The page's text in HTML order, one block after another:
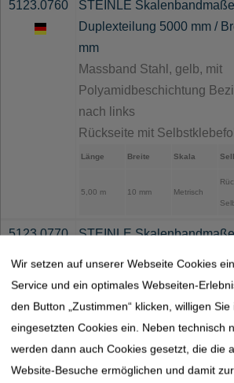
5123.0760
STEINLE Skalenbandmaße
Duplexteilung 5000 mm /
mm
Massband Stahl, gelb, mit
Polyamidbeschichtung
nach links
Rückseite mit
Länge Breite Skala
5,00 m 10 mm Metrisch
5123.0770
STEINLE Skalenbandmaße
Wir setzen auf unserer Webseite Cookies
Service und ein optimales Webseiten-
den Button „Zustimmen“ klicken, willigen
eingesetzten Cookies ein. Neben technisch
werden dann auch Cookies gesetzt, die die
Website-Besuche ermöglichen und damit